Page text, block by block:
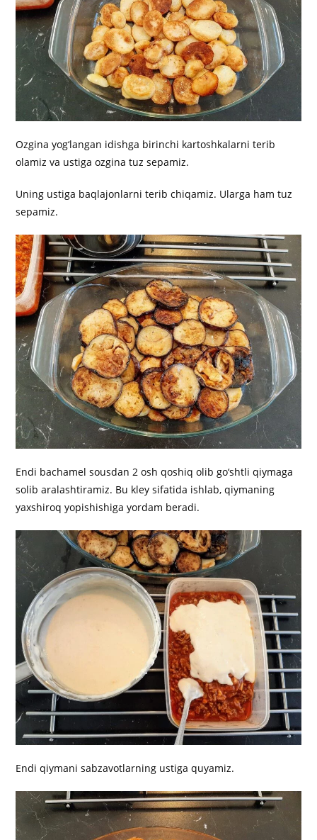
Ozgina yog‘langan idishga birinchi kartoshkalarni terib
olamiz va ustiga ozgina tuz sepamiz.
Uning ustiga baqlajonlarni terib chiqamiz. Ularga ham tuz
sepamiz.
Endi bachamel sousdan 2 osh qoshiq olib go‘shtli qiymaga
solib aralashtiramiz. Bu kley sifatida ishlab, qiymaning
yaxshiroq yopishishiga yordam beradi.
Endi qiymani sabzavotlarning ustiga quyamiz.